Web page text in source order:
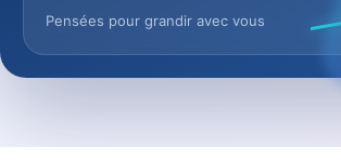
Pensées pour grandir avec vous